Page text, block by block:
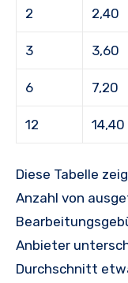
2 2,40
3 3,60
6 7,20
12 14,40
Diese Tabelle
Anzahl von
Anbieter
Durchschnitt